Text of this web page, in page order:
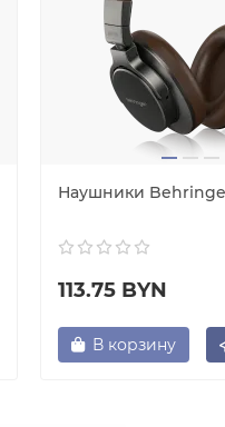
Наушники
113.75 BYN
В корзину